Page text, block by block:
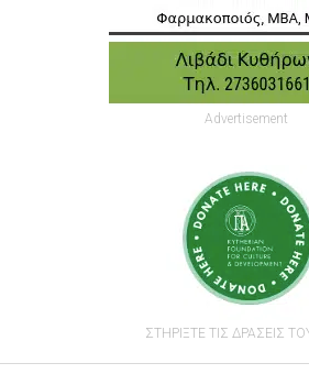
Advertisement
ΣΤΗΡΙΞΤΕ ΤΙΣ ΔΡΑΣΕΙΣ